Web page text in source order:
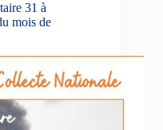
31 à
mois de